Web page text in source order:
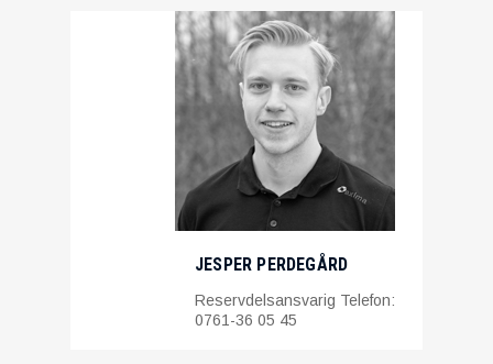
JESPER PERDEGÅRD
Reservdelsansvarig Telefon:
0761-36 05 45